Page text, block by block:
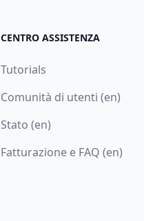
CENTRO ASSISTENZA
Tutorials
Comunità di utenti (en)
Stato (en)
Fatturazione e FAQ (en)